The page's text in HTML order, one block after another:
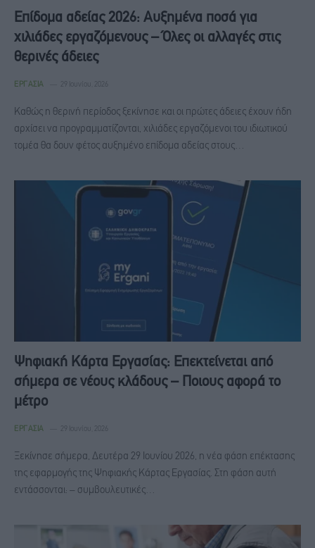
Επίδομα αδείας 2026: Αυξημένα ποσά για
χιλιάδες εργαζόμενους – Όλες οι αλλαγές στις
θερινές άδειες
ΕΡΓΑΣΊΑ 29 Ιουνίου, 2026
Καθώς η θερινή περίοδος ξεκίνησε και οι πρώτες άδειες έχουν ήδη
αρχίσει να προγραμματίζονται, χιλιάδες εργαζόμενοι του ιδιωτικού
τομέα θα δουν φέτος αυξημένο επίδομα αδείας στους…
Ψηφιακή Κάρτα Εργασίας: Επεκτείνεται από
σήμερα σε νέους κλάδους – Ποιους αφορά το
μέτρο
ΕΡΓΑΣΊΑ 29 Ιουνίου, 2026
Ξεκίνησε σήμερα, Δευτέρα 29 Ιουνίου 2026, η νέα φάση επέκτασης
της εφαρμογής της Ψηφιακής Κάρτας Εργασίας. Στη φάση αυτή
εντάσσονται: – συμβουλευτικές…